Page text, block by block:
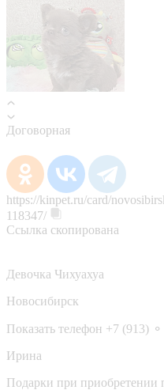
Договорная
https://kinpet.ru/card/
118347/
Ссылка скопирована
Девочка Чихуахуа
Новосибирск
Показать телефон +7 (913)
Ирина
Подарки при приобретении